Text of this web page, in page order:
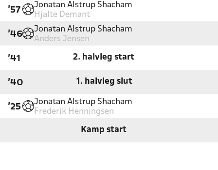
'57
Jonatan Alstrup Shacham
Hjalte Demant
'46
Jonatan Alstrup Shacham
Anders Jensen
'41 2. halvleg start
'40 1. halvleg slut
'25
Jonatan Alstrup Shacham
Frederik Henningsen
Kamp start